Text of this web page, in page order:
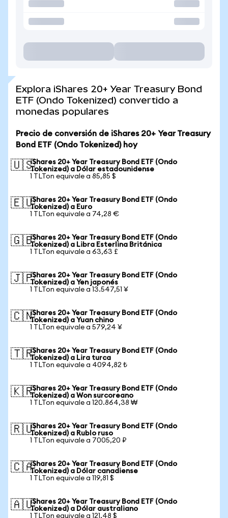
Explora iShares 20+ Year Treasury Bond
ETF (Ondo Tokenized) convertido a
monedas populares
Precio de conversión de iShares 20+ Year Treasury
Bond ETF (Ondo Tokenized) hoy
🇺🇸iShares 20+ Year Treasury Bond ETF (Ondo
Tokenized) a Dólar estadounidense
1 TLTon equivale a 85,85 $
🇪🇺iShares 20+ Year Treasury Bond ETF (Ondo
Tokenized) a Euro
1 TLTon equivale a 74,28 €
🇬🇧iShares 20+ Year Treasury Bond ETF (Ondo
Tokenized) a Libra Esterlina Británica
1 TLTon equivale a 63,63 £
🇯🇵iShares 20+ Year Treasury Bond ETF (Ondo
Tokenized) a Yen japonés
1 TLTon equivale a 13.547,51 ¥
🇨🇳iShares 20+ Year Treasury Bond ETF (Ondo
Tokenized) a Yuan chino
1 TLTon equivale a 579,24 ¥
🇹🇷iShares 20+ Year Treasury Bond ETF (Ondo
Tokenized) a Lira turca
1 TLTon equivale a 4094,82 ₺
🇰🇷iShares 20+ Year Treasury Bond ETF (Ondo
Tokenized) a Won surcoreano
1 TLTon equivale a 120.864,38 ₩
🇷🇺iShares 20+ Year Treasury Bond ETF (Ondo
Tokenized) a Rublo ruso
1 TLTon equivale a 7005,20 ₽
🇨🇦iShares 20+ Year Treasury Bond ETF (Ondo
Tokenized) a Dólar canadiense
1 TLTon equivale a 119,81 $
🇦🇺iShares 20+ Year Treasury Bond ETF (Ondo
Tokenized) a Dólar australiano
1 TLTon equivale a 121,48 $